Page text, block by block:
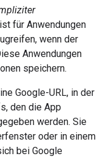
für Anwendungen
wenn der
Anwendungen
speichern.
Google-URL, in der
den die App
werden. Sie
oder in einem
bei Google